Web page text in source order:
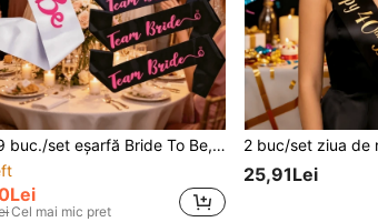
set eșarfă Bride To Be, accesorii pentru petrecere de burlă, eșarfă pentru Hen Do, decorațiuni pentru petrecere de burlă și bridal shower, pentru nuntă și petrecere de burlă
Cel mai mic pret
25,91Lei